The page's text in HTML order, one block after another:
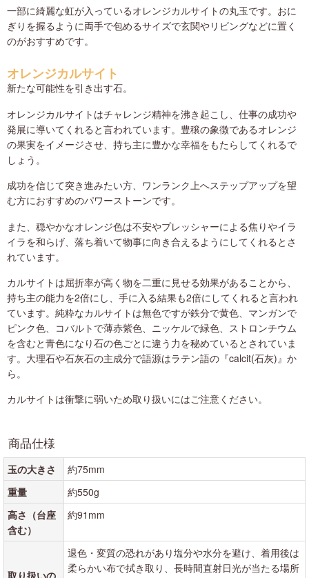
一部に綺麗な虹が入っているオレンジカルサイトの丸玉です。おに
ぎりを握るように両手で包めるサイズで玄関やリビングなどに置く
のがおすすめです。
オレンジカルサイト
新たな可能性を引き出す石。
オレンジカルサイトはチャレンジ精神を沸き起こし、仕事の成功や
発展に導いてくれると言われています。豊穣の象徴であるオレンジ
の果実をイメージさせ、持ち主に豊かな幸福をもたらしてくれるで
しょう。
成功を信じて突き進みたい方、ワンランク上へステップアップを望
む方におすすめのパワーストーンです。
また、穏やかなオレンジ色は不安やプレッシャーによる焦りやイラ
イラを和らげ、落ち着いて物事に向き合えるようにしてくれるとさ
れています。
カルサイトは屈折率が高く物を二重に見せる効果があることから、
持ち主の能力を2倍にし、手に入る結果も2倍にしてくれると言われ
ています。純粋なカルサイトは無色ですが鉄分で黄色、マンガンで
ピンク色、コバルトで薄赤紫色、ニッケルで緑色、ストロンチウム
を含むと青色になり石の色ごとに違う力を秘めているとされていま
す。大理石や石灰石の主成分で語源はラテン語の『calcit(石灰)』か
ら。
カルサイトは衝撃に弱いため取り扱いにはご注意ください。
商品仕様
玉の大きさ
約75mm
重量
約550g
高さ（台座
含む）
約91mm
取り扱いの
退色・変質の恐れがあり塩分や水分を避け、着用後は
柔らかい布で拭き取り、長時間直射日光が当たる場所